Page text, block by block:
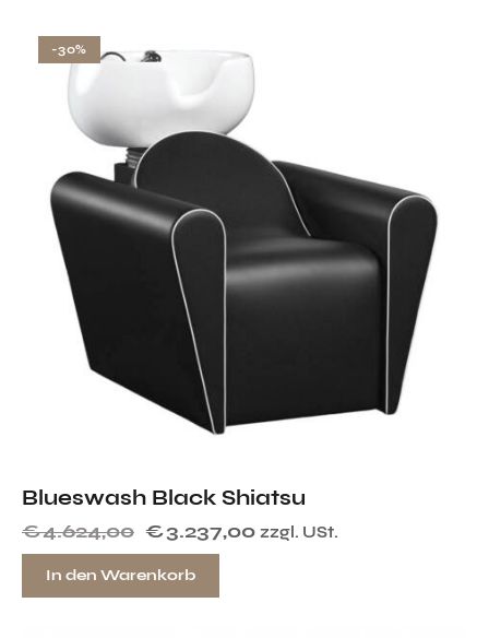
-30%
Blueswash Black Shiatsu
€4.624,00 €3.237,00 zzgl. USt.
In den Warenkorb